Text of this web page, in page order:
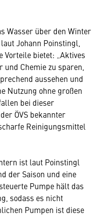
Wasser über den Winter
Johann Poinstingl,
Vorteile bietet: „Aktives
Chemie zu sparen,
aussehen und
Nutzung ohne großen
bei dieser
ÖVS bekannter
Reinigungsmittel
ist laut Poinstingl
der Saison und eine
Pumpe hält das
sodass es nicht
Pumpen ist diese